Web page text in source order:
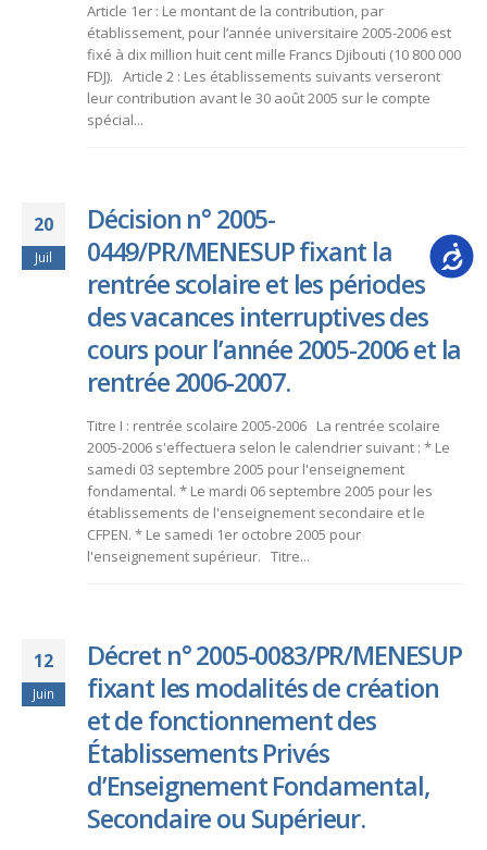
Article 1er : Le montant de la contribution, par
établissement, pour l’année universitaire 2005-2006 est
fixé à dix million huit cent mille Francs Djibouti (10 800 000
FDJ). Article 2 : Les établissements suivants verseront
leur contribution avant le 30 août 2005 sur le compte
spécial...
20
Juil
Décision n° 2005-
0449/PR/MENESUP fixant la
rentrée scolaire et les périodes
des vacances interruptives des
cours pour l’année 2005-2006 et la
rentrée 2006-2007.
Titre I : rentrée scolaire 2005-2006 La rentrée scolaire
2005-2006 s'effectuera selon le calendrier suivant : * Le
samedi 03 septembre 2005 pour l'enseignement
fondamental. * Le mardi 06 septembre 2005 pour les
établissements de l'enseignement secondaire et le
CFPEN. * Le samedi 1er octobre 2005 pour
l'enseignement supérieur. Titre...
12
Juin
Décret n° 2005-0083/PR/MENESUP
fixant les modalités de création
et de fonctionnement des
Établissements Privés
d’Enseignement Fondamental,
Secondaire ou Supérieur.